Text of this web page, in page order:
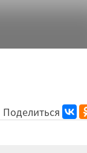
Поделиться